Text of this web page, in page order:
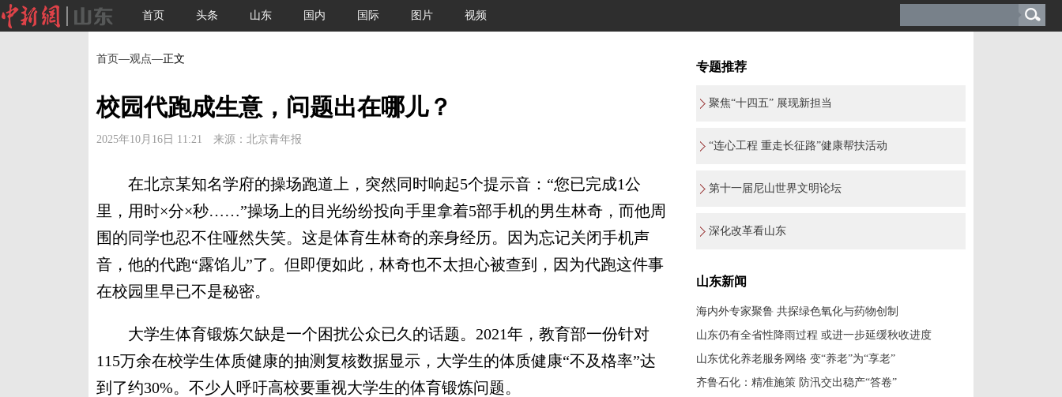
首页 头条 山东 国内 国际 图片 视频
首页—观点—正文
校园代跑成生意，问题出在哪儿？
2025年10月16日 11:21 来源：北京青年报
在北京某知名学府的操场跑道上，突然同时响起5个提示音：“您已完成1公
里，用时×分×秒……”操场上的目光纷纷投向手里拿着5部手机的男生林奇，而他周
围的同学也忍不住哑然失笑。这是体育生林奇的亲身经历。因为忘记关闭手机声
音，他的代跑“露馅儿”了。但即便如此，林奇也不太担心被查到，因为代跑这件事
在校园里早已不是秘密。
大学生体育锻炼欠缺是一个困扰公众已久的话题。2021年，教育部一份针对
115万余在校学生体质健康的抽测复核数据显示，大学生的体质健康“不及格率”达
到了约30%。不少人呼吁高校要重视大学生的体育锻炼问题。
专题推荐
聚焦“十四五” 展现新担当
“连心工程 重走长征路”健康帮扶活动
第十一届尼山世界文明论坛
深化改革看山东
山东新闻
海内外专家聚鲁 共探绿色氧化与药物创制
山东仍有全省性降雨过程 或进一步延缓秋收进度
山东优化养老服务网络 变“养老”为“享老”
齐鲁石化：精准施策 防汛交出稳产“答卷”